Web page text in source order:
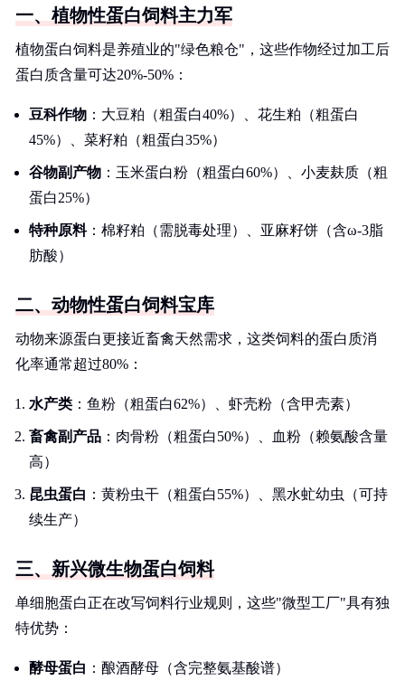
一、植物性蛋白饲料主力军
植物蛋白饲料是养殖业的"绿色粮仓"，这些作物经过加工后
蛋白质含量可达20%-50%：
豆科作物 ：大豆粕（粗蛋白40%）、花生粕（粗蛋白
45%）、菜籽粕（粗蛋白35%）
谷物副产物 ：玉米蛋白粉（粗蛋白60%）、小麦麸质（粗
蛋白25%）
特种原料：棉籽粕（需脱毒处理）、亚麻籽饼（含ω-3脂
肪酸）
二、动物性蛋白饲料宝库
动物来源蛋白更接近畜禽天然需求，这类饲料的蛋白质消
化率通常超过80%：
水产类 ：鱼粉（粗蛋白62%）、虾壳粉（含甲壳素）
畜禽副产品 ：肉骨粉（粗蛋白50%）、血粉（赖氨酸含量
高）
昆虫蛋白 ：黄粉虫干（粗蛋白55%）、黑水虻幼虫（可持
续生产）
三、新兴微生物蛋白饲料
单细胞蛋白正在改写饲料行业规则，这些"微型工厂"具有独
特优势：
酵母蛋白 ：酿酒酵母（含完整氨基酸谱）